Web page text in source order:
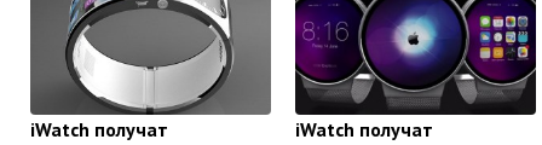
iWatch получат
iWatch получат